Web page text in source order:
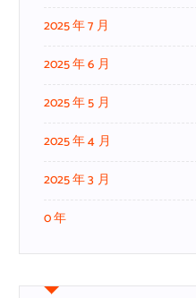
2025 年 7 月
2025 年 6 月
2025 年 5 月
2025 年 4 月
2025 年 3 月
0 年